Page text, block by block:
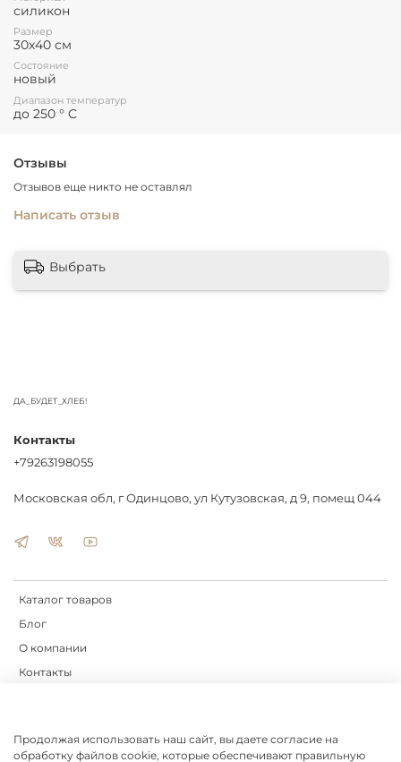
силикон
Размер
30х40 см
Состояние
новый
Диапазон температур
до 250 ° C
Отзывы
Отзывов еще никто не оставлял
Написать отзыв
Выбрать
ДА_БУДЕТ_ХЛЕБ!
Каталог товаров
Блог
О компании
Контакты
Оферта и политика конфиденциальности
Контакты
+79263198055
Московская обл, г Одинцово, ул Кутузовская, д 9, помещ 044
Продолжая использовать наш сайт, вы даете согласие на
обработку файлов cookie, которые обеспечивают правильную